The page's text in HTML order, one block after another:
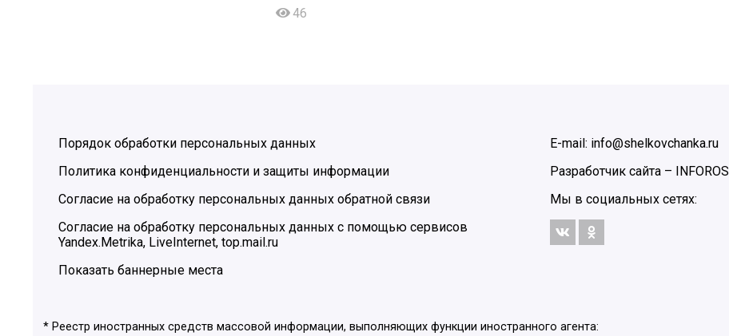
46
Порядок обработки персональных данных
Политика конфиденциальности и защиты информации
Согласие на обработку персональных данных обратной связи
Согласие на обработку персональных данных с помощью сервисов
Yandex.Metrika, LiveInternet, top.mail.ru
Показать баннерные места
E-mail: info@shelkovchanka.ru
Разработчик сайта – INFOROS
Мы в социальных сетях:
* Реестр иностранных средств массовой информации, выполняющих функции иностранного агента: